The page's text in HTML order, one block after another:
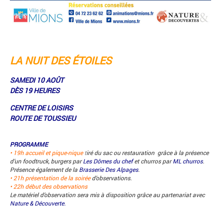
LA NUIT DES ÉTOILES
SAMEDI 10 AOÛT
DÈS 19 HEURES
CENTRE DE LOISIRS
ROUTE DE TOUSSIEU
PROGRAMME
• 19h accueil et pique-niquetiré du sac ou restauration grâce à la présence
d’un foodtruck, burgers parLes Dômes du chefet churros parML churros.
Présence également de la Brasserie Des Alpages.
• 21h présentation de la soirée d’observations.
• 22h début des observations
Le matériel d’observation sera mis à disposition grâce au partenariat avec
Nature & Découverte.